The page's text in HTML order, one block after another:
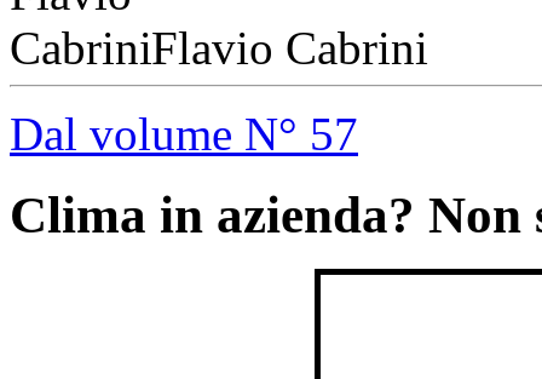
Flavio Cabrini
Dal volume N° 57
Clima in azienda? Non